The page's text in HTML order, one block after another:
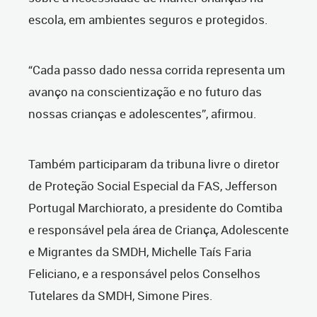
escola, em ambientes seguros e protegidos.
“Cada passo dado nessa corrida representa um
avanço na conscientização e no futuro das
nossas crianças e adolescentes”, afirmou.
Também participaram da tribuna livre o diretor
de Proteção Social Especial da FAS, Jefferson
Portugal Marchiorato, a presidente do Comtiba
e responsável pela área de Criança, Adolescente
e Migrantes da SMDH, Michelle Taís Faria
Feliciano, e a responsável pelos Conselhos
Tutelares da SMDH, Simone Pires.